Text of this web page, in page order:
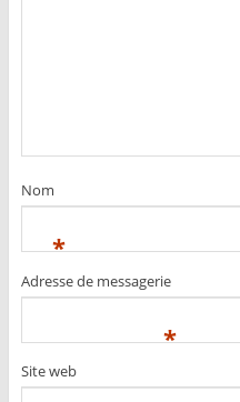
Nom
*
Adresse de messagerie
*
Site web